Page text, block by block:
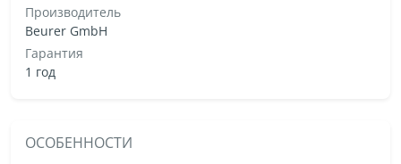
Производитель
Beurer GmbH
Гарантия
1 год
ОСОБЕННОСТИ